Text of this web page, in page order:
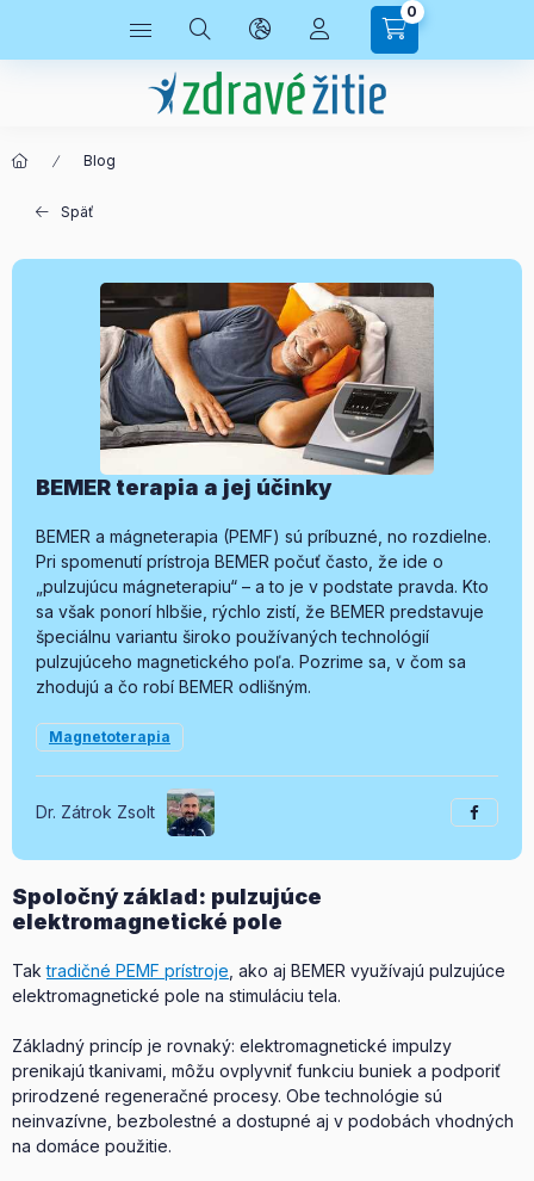
0
Blog
Späť
BEMER terapia a jej účinky
BEMER a mágneterapia (PEMF) sú príbuzné, no rozdielne.
Pri spomenutí prístroja BEMER počuť často, že ide o
„pulzujúcu mágneterapiu“ – a to je v podstate pravda. Kto
sa však ponorí hlbšie, rýchlo zistí, že BEMER predstavuje
špeciálnu variantu široko používaných technológií
pulzujúceho magnetického poľa. Pozrime sa, v čom sa
zhodujú a čo robí BEMER odlišným.
Magnetoterapia
Dr. Zátrok Zsolt
Spoločný základ: pulzujúce
elektromagnetické pole
Taktradičné PEMF prístroje , ako aj BEMER využívajú pulzujúce
elektromagnetické pole na stimuláciu tela.
Základný princíp je rovnaký: elektromagnetické impulzy
prenikajú tkanivami, môžu ovplyvniť funkciu buniek a podporiť
prirodzené regeneračné procesy. Obe technológie sú
neinvazívne, bezbolestné a dostupné aj v podobách vhodných
na domáce použitie.